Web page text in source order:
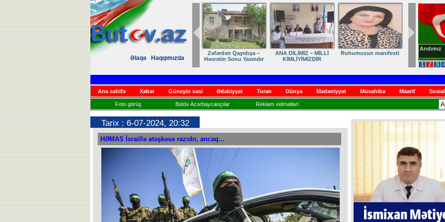
Əlaqə
Haqqımızda
1 2 3
Andımız
Zəfərdən Qayıdışa –
Həsrətin Sonu Yaxındır
ANA DİLİMİZ – MİLLİ
KİMLİYİMİZDİR
Ruhumuzun manifesti
Ana səhifə Xəbər Güneyin səsi Ədəbiyyat Turan Dünya Mədəniyyət Müsahibə Maarif
Foto görüş Bütöv Azərbaycançılar Reklam xidmətləri
Tarix : 6-07-2024, 20:32
HƏMAS İsraillə atəşkəsə razıdır, ancaq...